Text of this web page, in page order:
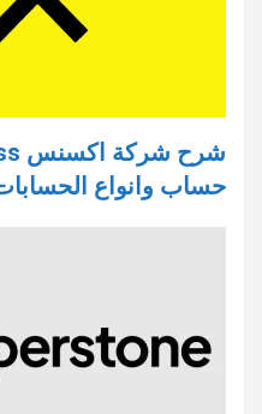
حساب وانواع